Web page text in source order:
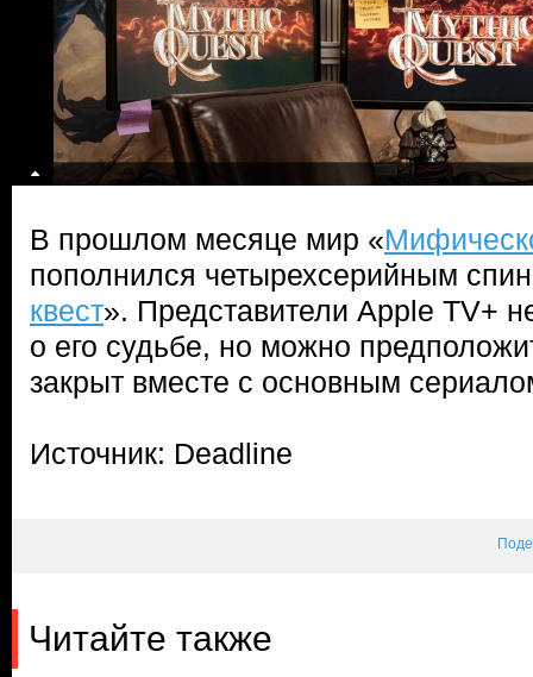
В прошлом месяце мир «
пополнился четырехсерийным
квест». Представители Apple TV+
о его судьбе, но можно
закрыт вместе с основным
Источник: Deadline
Читайте также